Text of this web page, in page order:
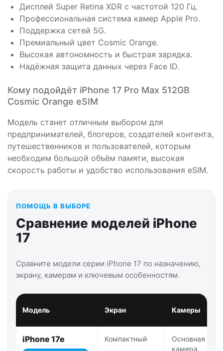
Дисплей Super Retina XDR с частотой 120 Гц.
Профессиональная система камер Apple Pro.
Поддержка сетей 5G.
Премиальный цвет Cosmic Orange.
Высокая автономность и быстрая зарядка.
Надёжная защита данных через Face ID.
Кому подойдёт iPhone 17 Pro Max 512GB
Cosmic Orange eSIM
Модель станет отличным выбором для
предпринимателей, блогеров, создателей контента,
путешественников и пользователей, которым
необходим большой объём памяти, высокая
скорость работы и удобство использования eSIM.
ПОМОЩЬ В ВЫБОРЕ
Сравнение моделей iPhone
17
Сравните модели серии iPhone 17 по назначению,
экрану, камерам и ключевым особенностям.
Модель Экран Камеры
iPhone 17e Компактный
Основная
камера